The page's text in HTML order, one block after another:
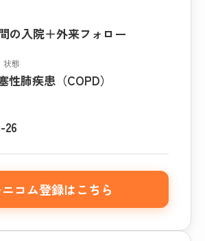
の入院＋外来フォロー
状態
性肺疾患（COPD）
26
コム登録はこちら